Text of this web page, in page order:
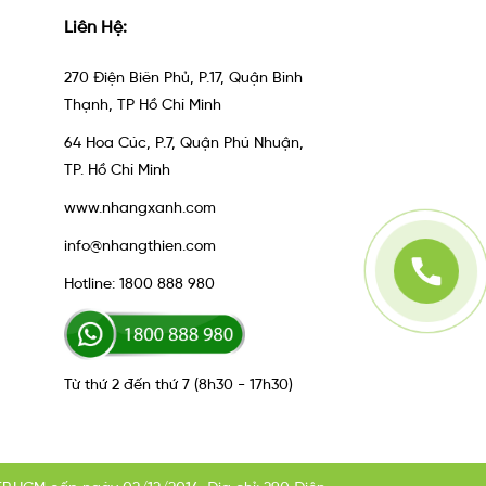
Liên Hệ:
270 Điện Biên Phủ, P.17, Quận Bình
Thạnh, TP Hồ Chí Minh
64 Hoa Cúc, P.7, Quận Phú Nhuận,
TP. Hồ Chí Minh
www.nhangxanh.com
info@nhangthien.com
Hotline: 1800 888 980
Từ thứ 2 đến thứ 7 (8h30 - 17h30)